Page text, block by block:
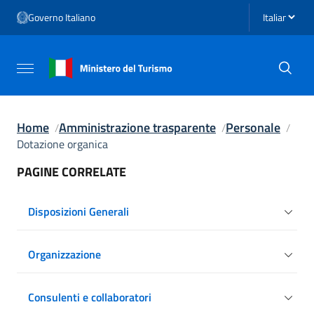
Vai al menu di navigazione
Vai al footer
Governo Italiano Seleziona
Attiva / disattiva la navigazione
Home Amministrazione trasparente Personale
Dotazione organica
PAGINE CORRELATE
Disposizioni Generali
Organizzazione
Consulenti e collaboratori